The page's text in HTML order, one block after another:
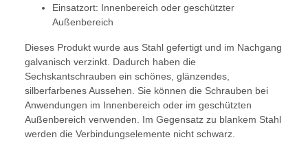
Einsatzort: Innenbereich oder geschützter
Außenbereich
Dieses Produkt wurde aus Stahl gefertigt und im Nachgang
galvanisch verzinkt. Dadurch haben die
Sechskantschrauben ein schönes, glänzendes,
silberfarbenes Aussehen. Sie können die Schrauben bei
Anwendungen im Innenbereich oder im geschützten
Außenbereich verwenden. Im Gegensatz zu blankem Stahl
werden die Verbindungselemente nicht schwarz.